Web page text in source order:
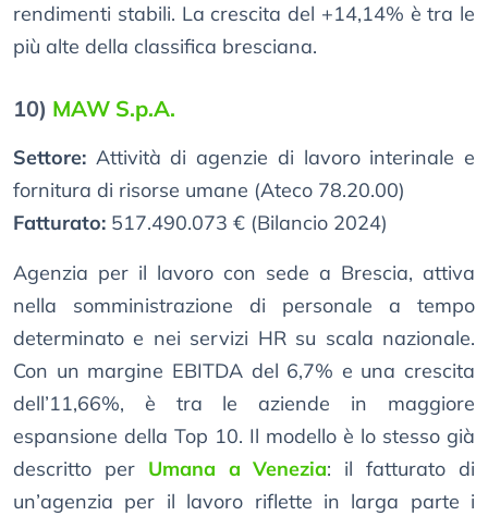
rendimenti stabili. La crescita del +14,14% è tra le
più alte della classifica bresciana.
10) MAW S.p.A.
Settore: Attività di agenzie di lavoro interinale e
fornitura di risorse umane (Ateco 78.20.00)
Fatturato: 517.490.073 € (Bilancio 2024)
Agenzia per il lavoro con sede a Brescia, attiva
nella somministrazione di personale a tempo
determinato e nei servizi HR su scala nazionale.
Con un margine EBITDA del 6,7% e una crescita
dell’11,66%, è tra le aziende in maggiore
espansione della Top 10. Il modello è lo stesso già
descritto per Umana a Venezia: il fatturato di
un’agenzia per il lavoro riflette in larga parte i